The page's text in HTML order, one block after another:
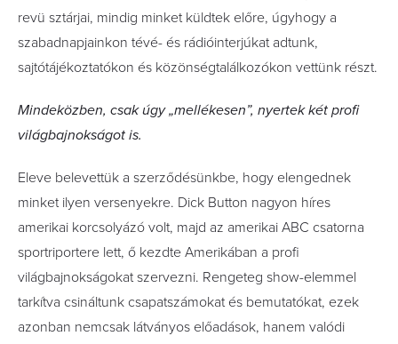
revü sztárjai, mindig minket küldtek előre, úgyhogy a
szabadnapjainkon tévé- és rádióinterjúkat adtunk,
sajtótájékoztatókon és közönségtalálkozókon vettünk részt.
Mindeközben, csak úgy „mellékesen”, nyertek két profi
világbajnokságot is.
Eleve belevettük a szerződésünkbe, hogy elengednek
minket ilyen versenyekre. Dick Button nagyon híres
amerikai korcsolyázó volt, majd az amerikai ABC csatorna
sportriportere lett, ő kezdte Amerikában a profi
világbajnokságokat szervezni. Rengeteg show-elemmel
tarkítva csináltunk csapatszámokat és bemutatókat, ezek
azonban nemcsak látványos előadások, hanem valódi